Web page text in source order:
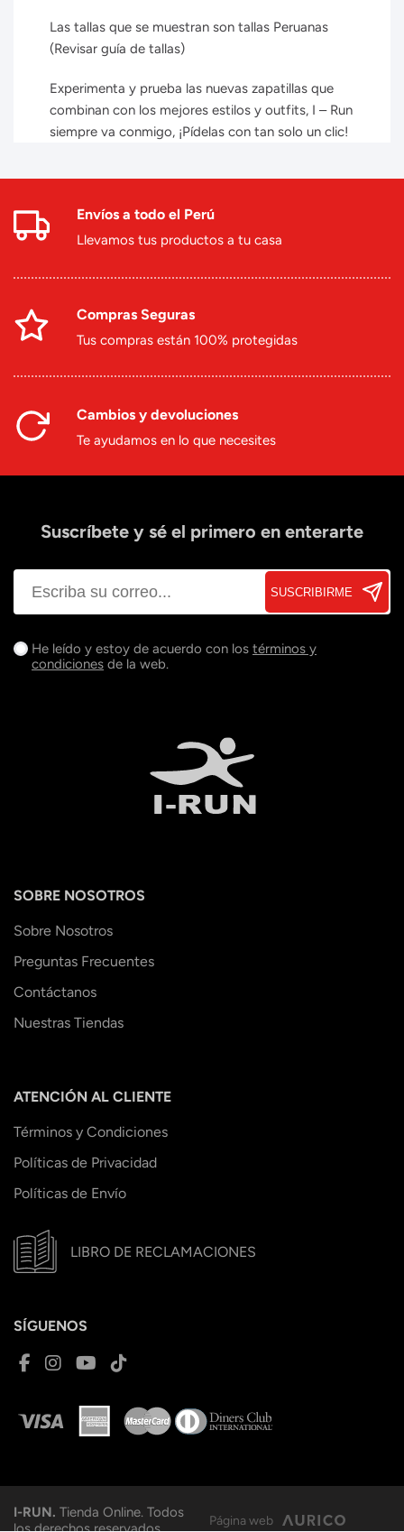
Las tallas que se muestran son tallas Peruanas
(Revisar guía de tallas)
Experimenta y prueba las nuevas zapatillas que
combinan con los mejores estilos y outfits, I – Run
siempre va conmigo, ¡Pídelas con tan solo un clic!
Envíos a todo el Perú
Llevamos tus productos a tu casa
Compras Seguras
Tus compras están 100% protegidas
Cambios y devoluciones
Te ayudamos en lo que necesites
Suscríbete y sé el primero en enterarte
SUSCRIBIRME
He leído y estoy de acuerdo con los términos y
condiciones de la web.
SOBRE NOSOTROS
Sobre Nosotros
Preguntas Frecuentes
Contáctanos
Nuestras Tiendas
ATENCIÓN AL CLIENTE
Términos y Condiciones
Políticas de Privacidad
Políticas de Envío
LIBRO DE RECLAMACIONES
SÍGUENOS
I-RUN. Tienda Online. Todos
los derechos reservados.
Página web